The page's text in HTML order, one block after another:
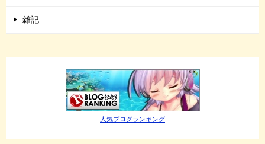
雑記
人気ブログランキング